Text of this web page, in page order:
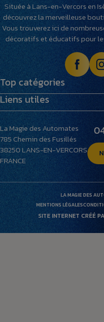
Située à Lans-en-Vercors en
découvrez la merveilleuse
Vous trouverez ici de
décoratifs et éducatifs pour
Top catégories
Maquettes
Peluches
Villages miniatures
Liens utiles
Livraison et retours
Foire aux questions
Le musée
La Magie des Automates
785 Chemin des Fusillés
38250LANS-EN-VERCORS
FRANCE
LA MAGIE DES
MENTIONS LÉGALES
SITE INTERNET CRÉÉ